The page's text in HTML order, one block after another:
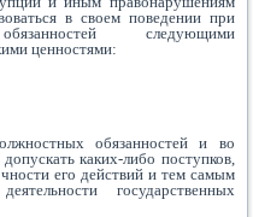
в своем поведении при
следующими
ценностями:
обязанностей и во
каких-либо поступков,
его действий и тем самым
государственных